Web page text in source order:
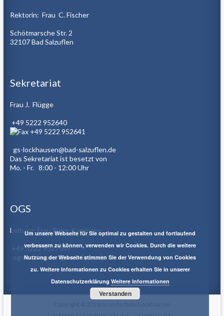
Rektorin: Frau C. Fischer
Schötmarsche Str. 2
32107 Bad Salzuflen
Sekretariat
Frau J. Flügge
+49 5222 952640
+49 5222 952641
gs-lockhausen@bad-salzuflen.de
Das Sekretariat ist besetzt von
Mo. - Fr. 8:00 - 12:00 Uhr
OGS
Leitung: Frau Puke-Kaminsky
+49 5222 9527549
ogslockhausen@awo-lippe.de
Um unsere Webseite für Sie optimal zu gestalten und fortlaufend
verbessern zu können, verwenden wir Cookies. Durch die weitere
Nutzung der Webseite stimmen Sie der Verwendung von Cookies
zu. Weitere Informationen zu Cookies erhalten Sie in unserer
Datenschutzerklärung Weitere Informationen
Verstanden